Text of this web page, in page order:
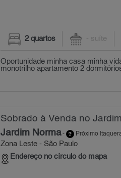
2 quartos - suíte
Oportunidade minha casa minha
monotrilho apartamento 2
Sobrado à Venda no
Jardim Norma- Próximo
Zona Leste - São Paulo
Endereço no círculo do mapa